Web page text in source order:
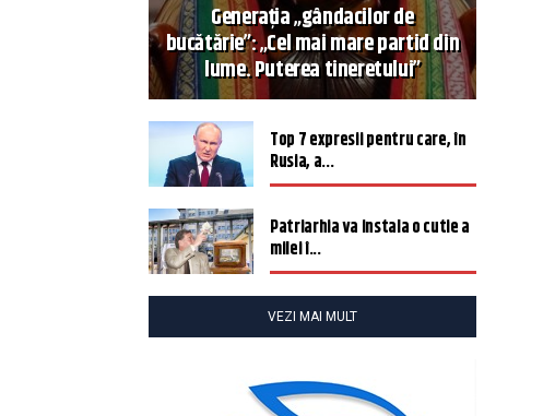
Generația „gândacilor de
bucătărie”: „Cel mai mare partid din
lume. Puterea tineretului”
Top 7 expresii pentru care, în
Rusia, a...
Patriarhia va instala o cutie a
milei î...
VEZI MAI MULT